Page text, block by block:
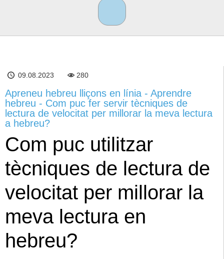
09.08.2023 280
Apreneu hebreu lliçons en línia - Aprendre
hebreu - Com puc fer servir tècniques de
lectura de velocitat per millorar la meva lectura
a hebreu?
Com puc utilitzar
tècniques de lectura de
velocitat per millorar la
meva lectura en
hebreu?